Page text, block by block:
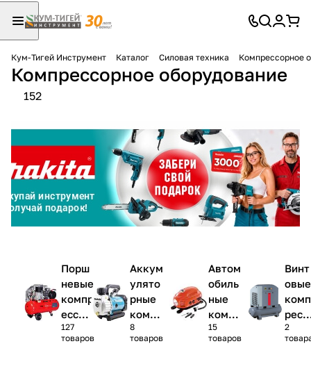
Кум-Тигей Инструмент Каталог Силовая техника Компрессорное
Компрессорное оборудование
152
Порш
невые
компр
ессор
ы
127
товаров
Аккум
улято
рные
компр
ессор
ы
8
товаров
Автом
обиль
ные
компр
ессор
ы
15
товаров
Винт
овые
комп
ресс
оры
2
Для клиентов всех банков
оплатуна части
без переплат
График платежей
Добавляйте товары